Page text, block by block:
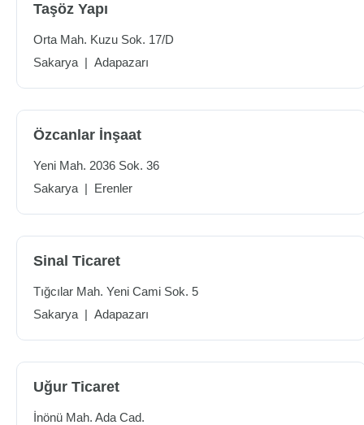
Taşöz Yapı
Orta Mah. Kuzu Sok. 17/D
Sakarya | Adapazarı
Özcanlar İnşaat
Yeni Mah. 2036 Sok. 36
Sakarya | Erenler
Sinal Ticaret
Tığcılar Mah. Yeni Cami Sok. 5
Sakarya | Adapazarı
Uğur Ticaret
İnönü Mah. Ada Cad.